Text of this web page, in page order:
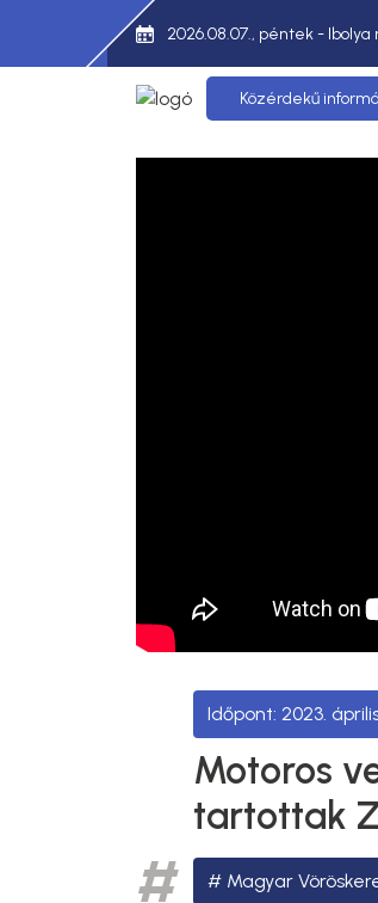
2026.08.07., péntek - Ibolya
Közérdekű
2023. április
Motoros
tartottak
Magyar